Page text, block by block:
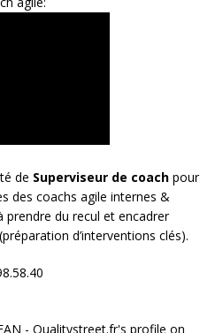
de Superviseur de coach pour
des coachs agile internes &
prendre du recul et encadrer
d’interventions clés).